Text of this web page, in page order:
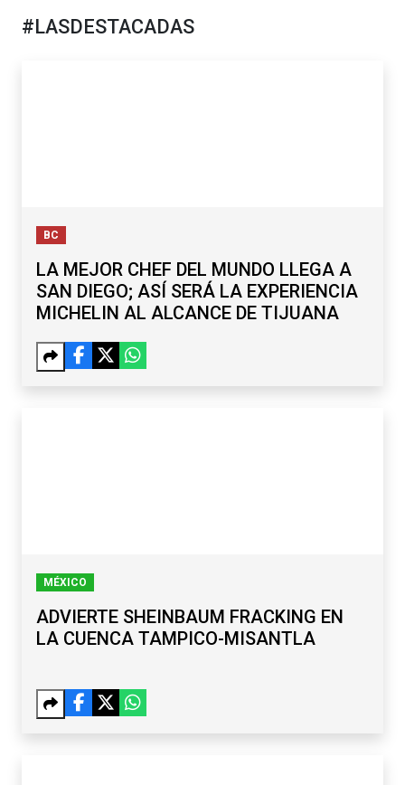
#LASDESTACADAS
BC
LA MEJOR CHEF DEL MUNDO LLEGA A
SAN DIEGO; ASÍ SERÁ LA EXPERIENCIA
MICHELIN AL ALCANCE DE TIJUANA
MÉXICO
ADVIERTE SHEINBAUM FRACKING EN
LA CUENCA TAMPICO-MISANTLA